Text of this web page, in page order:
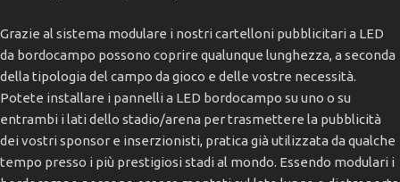
Grazie al sistema modulare i nostri cartelloni pubblicitari a LED
da bordocampo possono coprire qualunque lunghezza, a seconda
della tipologia del campo da gioco e delle vostre necessità.
Potete installare i pannelli a LED bordocampo su uno o su
entrambi i lati dello stadio/arena per trasmettere la pubblicità
dei vostri sponsor e inserzionisti, pratica già utilizzata da qualche
tempo presso i più prestigiosi stadi al mondo. Essendo modulari i